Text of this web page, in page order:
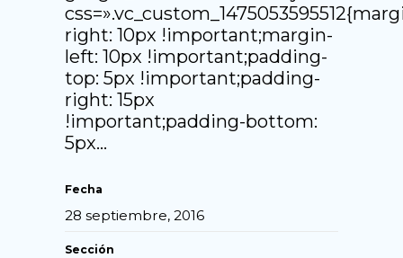
right: 10px !important;margin-
left: 10px !important;padding-
top: 5px !important;padding-
right: 15px
!important;padding-bottom:
5px…
Fecha
28 septiembre, 2016
Sección